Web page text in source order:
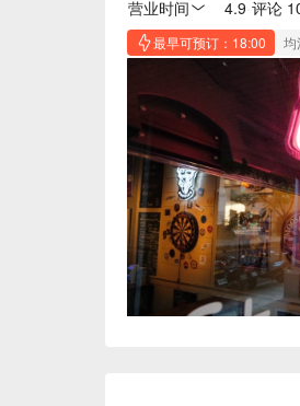
营业时间
4.9 评论
最早可预订：18:00 均